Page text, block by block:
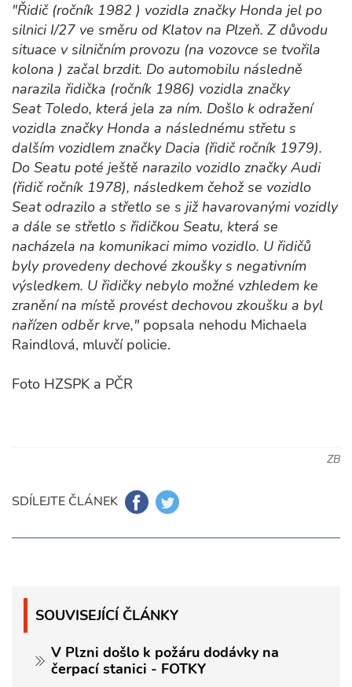
"Řidič (ročník 1982 ) vozidla značky Honda jel po
silnici I/27 ve směru od Klatov na Plzeň. Z důvodu
situace v silničním provozu (na vozovce se tvořila
kolona ) začal brzdit. Do automobilu následně
narazila řidička (ročník 1986) vozidla značky
Seat Toledo, která jela za ním. Došlo k odražení
vozidla značky Honda a následnému střetu s
dalším vozidlem značky Dacia (řidič ročník 1979).
Do Seatu poté ještě narazilo vozidlo značky Audi
(řidič ročník 1978), následkem čehož se vozidlo
Seat odrazilo a střetlo se s již havarovanými vozidly
a dále se střetlo s řidičkou Seatu, která se
nacházela na komunikaci mimo vozidlo. U řidičů
byly provedeny dechové zkoušky s negativním
výsledkem. U řidičky nebylo možné vzhledem ke
zranění na místě provést dechovou zkoušku a byl
nařízen odběr krve," popsala nehodu Michaela
Raindlová, mluvčí policie.
Foto HZSPK a PČR
ZB
SDÍLEJTE ČLÁNEK
SOUVISEJÍCÍ ČLÁNKY
V Plzni došlo k požáru dodávky na
čerpací stanici - FOTKY